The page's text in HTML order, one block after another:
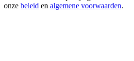
onze beleid en algemene voorwaarden.